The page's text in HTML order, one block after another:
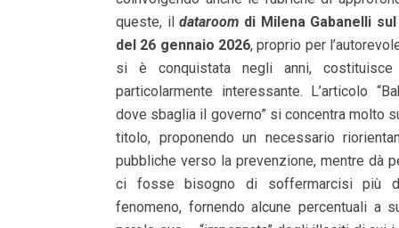
queste, ildataroom di Milena Gabanelli
del 26 gennaio 2026, proprio per
si è conquistata negli anni,
particolarmente interessante. L’articolo
dove sbaglia il governo” si concentra molto
titolo, proponendo un necessario
pubbliche verso la prevenzione, mentre dà
ci fosse bisogno di soffermarcisi più
fenomeno, fornendo alcune percentuali a